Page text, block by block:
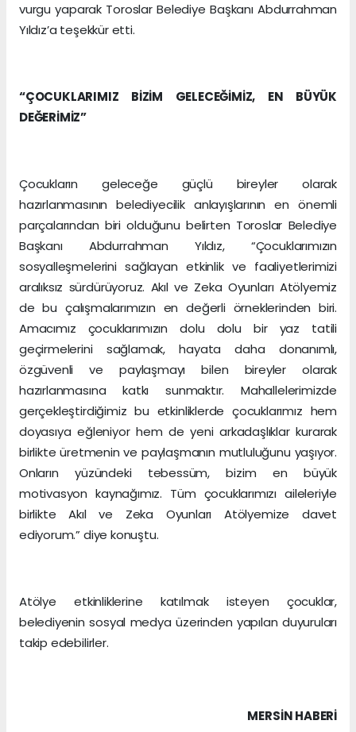
vurgu yaparak Toroslar Belediye Başkanı Abdurrahman
Yıldız’a teşekkür etti.
“ÇOCUKLARIMIZ BİZİM GELECEĞİMİZ, EN BÜYÜK
DEĞERİMİZ”
Çocukların geleceğe güçlü bireyler olarak
hazırlanmasının belediyecilik anlayışlarının en önemli
parçalarından biri olduğunu belirten Toroslar Belediye
Başkanı Abdurrahman Yıldız, “Çocuklarımızın
sosyalleşmelerini sağlayan etkinlik ve faaliyetlerimizi
aralıksız sürdürüyoruz. Akıl ve Zeka Oyunları Atölyemiz
de bu çalışmalarımızın en değerli örneklerinden biri.
Amacımız çocuklarımızın dolu dolu bir yaz tatili
geçirmelerini sağlamak, hayata daha donanımlı,
özgüvenli ve paylaşmayı bilen bireyler olarak
hazırlanmasına katkı sunmaktır. Mahallelerimizde
gerçekleştirdiğimiz bu etkinliklerde çocuklarımız hem
doyasıya eğleniyor hem de yeni arkadaşlıklar kurarak
birlikte üretmenin ve paylaşmanın mutluluğunu yaşıyor.
Onların yüzündeki tebessüm, bizim en büyük
motivasyon kaynağımız. Tüm çocuklarımızı aileleriyle
birlikte Akıl ve Zeka Oyunları Atölyemize davet
ediyorum.” diye konuştu.
Atölye etkinliklerine katılmak isteyen çocuklar,
belediyenin sosyal medya üzerinden yapılan duyuruları
takip edebilirler.
MERSIN HABERİ